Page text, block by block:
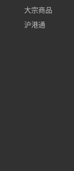
大宗商品
沪港通